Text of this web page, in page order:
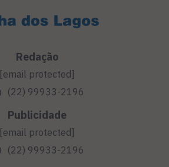
Redação
[email protected]
(22) 99933-2196
Publicidade
[email protected]
(22) 99933-2196